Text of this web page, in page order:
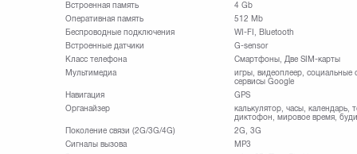
Встроенная память
4 Gb
Оперативная память
512 Mb
Беспроводные подключения
WI-FI, Bluetooth
Встроенные датчики
G-sensor
Класс телефона
Смартфоны, Две SIM-карты
Мультимедиа
игры, видеоплеер,
сервисы Google
Навигация
GPS
Органайзер
калькулятор, часы, календарь,
диктофон, мировое время,
Поколение связи (2G/3G/4G)
2G, 3G
Сигналы вызова
MP3